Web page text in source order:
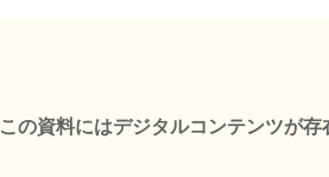
この資料にはデジタルコンテンツが存